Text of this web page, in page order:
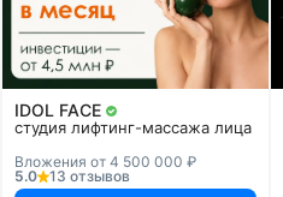
IDOL FACE
студия лифтинг-массажа лица
Вложения от 4 500 000 ₽
5.0
13 отзывов